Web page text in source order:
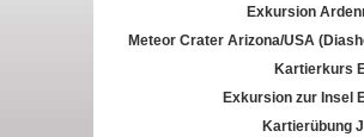
Exkursion
Meteor Crater Arizona/USA
Kartierkurs
Exkursion zur Insel
Kartierübung